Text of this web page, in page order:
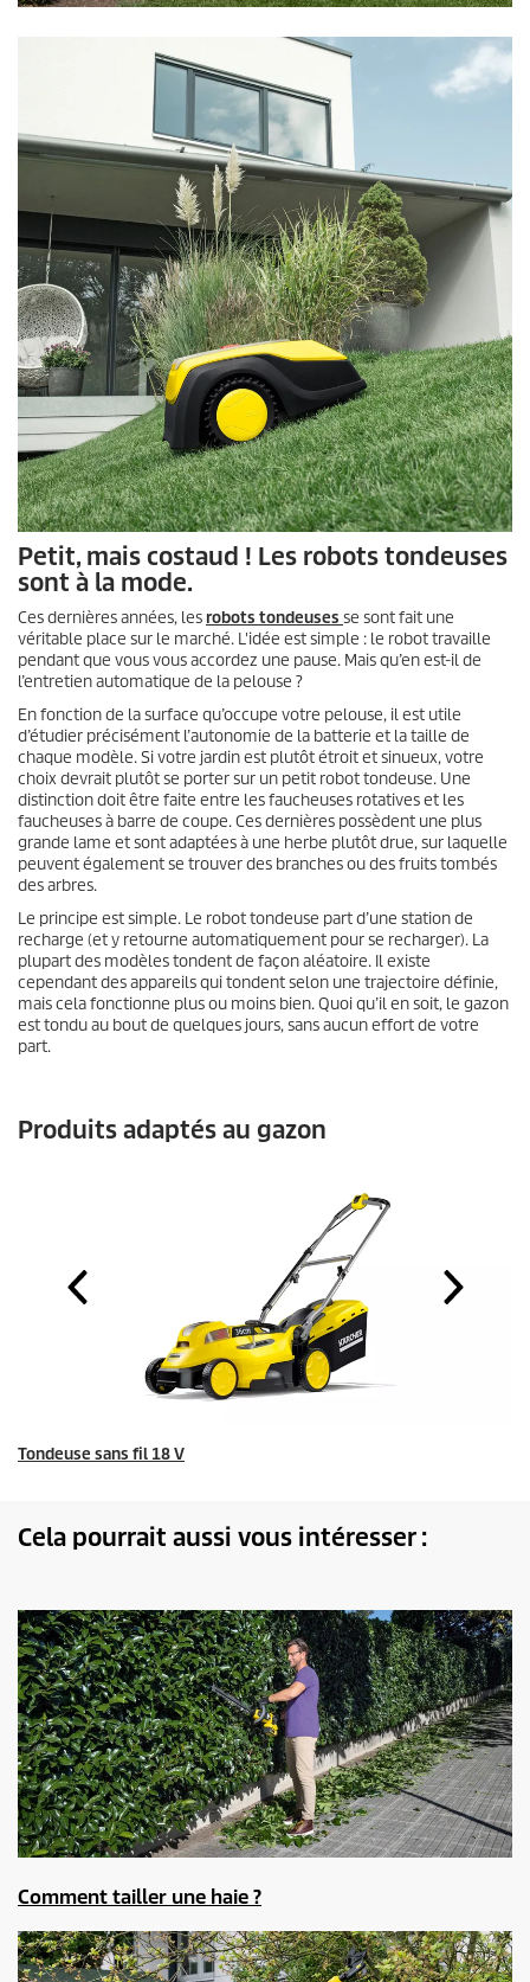
Petit, mais costaud ! Les robots tondeuses
sont à la mode.
Ces dernières années, lesrobots tondeuses se sont fait une
véritable place sur le marché. L'idée est simple : le robot travaille
pendant que vous vous accordez une pause. Mais qu’en est-il de
l’entretien automatique de la pelouse ?
En fonction de la surface qu’occupe votre pelouse, il est utile
d’étudier précisément l’autonomie de la batterie et la taille de
chaque modèle. Si votre jardin est plutôt étroit et sinueux, votre
choix devrait plutôt se porter sur un petit robot tondeuse. Une
distinction doit être faite entre les faucheuses rotatives et les
faucheuses à barre de coupe. Ces dernières possèdent une plus
grande lame et sont adaptées à une herbe plutôt drue, sur laquelle
peuvent également se trouver des branches ou des fruits tombés
des arbres.
Le principe est simple. Le robot tondeuse part d’une station de
recharge (et y retourne automatiquement pour se recharger). La
plupart des modèles tondent de façon aléatoire. Il existe
cependant des appareils qui tondent selon une trajectoire définie,
mais cela fonctionne plus ou moins bien. Quoi qu’il en soit, le gazon
est tondu au bout de quelques jours, sans aucun effort de votre
part.
Produits adaptés au gazon
Tondeuse sans fil 18 V
Cela pourrait aussi vous intéresser :
Comment tailler une haie ?